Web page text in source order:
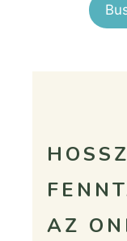
AZ